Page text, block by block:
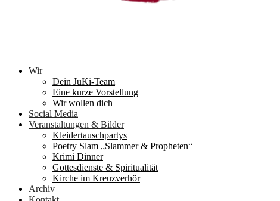
Wir
Dein JuKi-Team
Eine kurze Vorstellung
Wir wollen dich
Social Media
Veranstaltungen & Bilder
Kleidertauschpartys
Poetry Slam „Slammer & Propheten“
Krimi Dinner
Gottesdienste & Spiritualität
Kirche im Kreuzverhör
Archiv